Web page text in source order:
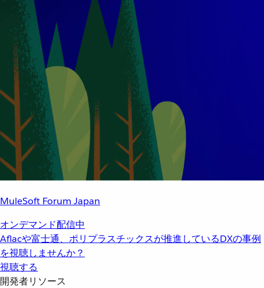
MuleSoft Forum Japan
オンデマンド配信中
Aflacや富士通、ポリプラスチックスが推進しているDXの事例
を視聴しませんか？
視聴する
開発者リソース